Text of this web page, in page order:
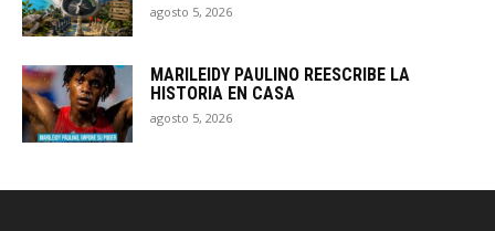
agosto 5, 2026
MARILEIDY PAULINO REESCRIBE LA
HISTORIA EN CASA
agosto 5, 2026